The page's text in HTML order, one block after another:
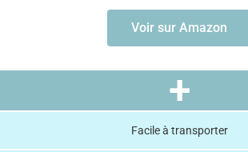
Voir sur Amazon
+
Facile à transporter